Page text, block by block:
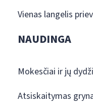
Vienas langelis
NAUDINGA
Mokesčiai ir jų
Atsiskaitymas